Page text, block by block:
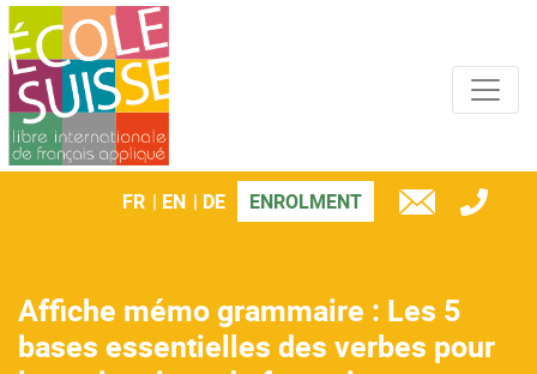
Cookies management panel
Skip
to
main
content
FR EN DE ENROLMENT
E-
TÉL
Affiche mémo grammaire : Les 5
bases essentielles des verbes pour